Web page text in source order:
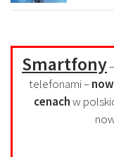
Smartfony
telefonami –
cenachw